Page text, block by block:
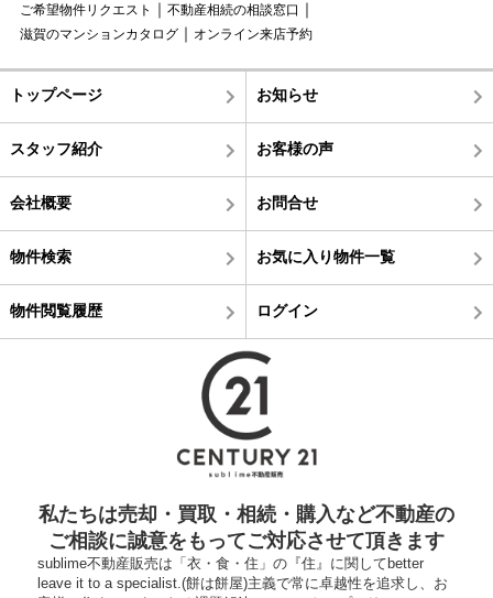
ご希望物件リクエスト
不動産相続の相談窓口
滋賀のマンションカタログ
オンライン来店予約
トップページ お知らせ
スタッフ紹介 お客様の声
会社概要 お問合せ
物件検索 お気に入り物件一覧
物件閲覧履歴 ログイン
私たちは売却・買取・相続・購入など不動産の
ご相談に誠意をもってご対応させて頂きます
sublime不動産販売は「衣・食・住」の『住』に関してbetter
leave it to a specialist.(餅は餅屋)主義で常に卓越性を追求し、お